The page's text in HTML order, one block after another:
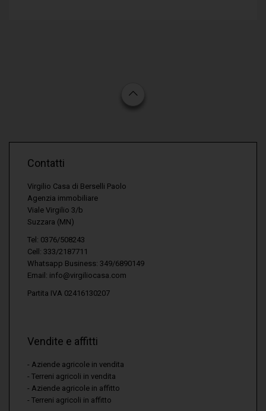
Contatti
Virgilio Casa di Berselli Paolo
Agenzia immobiliare
Viale Virgilio 3/b
Suzzara (MN)
Tel: 0376/508243
Cell: 333/2187711
Whatsapp Business: 349/6890149
Email: info@virgiliocasa.com
Partita IVA 02416130207
Vendite e affitti
Aziende agricole in vendita
Terreni agricoli in vendita
Aziende agricole in affitto
Terreni agricoli in affitto